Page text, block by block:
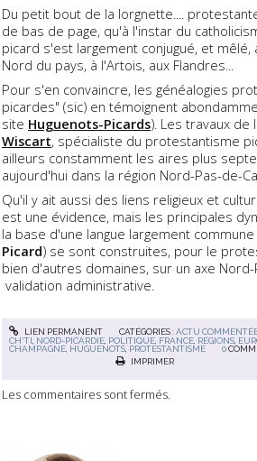
Du petit bout de la lorgnette....
de bas de page, qu'à l'instar du
picard s'est largement conjugué, et
Nord du pays, à l'Artois, aux Flandres...
Pour s'en convaincre, les généalogies
picardes" (sic) en témoignent
site Huguenots-Picards). Les travaux de
Wiscart, spécialiste du protestantisme
ailleurs constamment les aires plus
aujourd'hui dans la région Nord-Pas-de-
Qu'il y ait aussi des liens religieux et
est une évidence, mais les principales
la base d'une langue largement commune
Picard) se sont construites, pour le
bien d'autres domaines, sur un axe
validation administrative.
LIEN PERMANENT CATÉGORIES :ACTU
CH'TI NORD-PICARDIE POLITIQUE FRANCE RÉGIONS
CHAMPAGNE HUGUENOTS PROTESTANTISME 0
IMPRIMER
Les commentaires sont fermés.